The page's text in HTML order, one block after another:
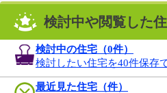
検討中や閲覧した
検討中の住宅（0件）
検討したい住宅を40件保存
最近見た住宅（件）